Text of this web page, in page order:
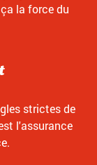
la force du
strictes de
l'assurance